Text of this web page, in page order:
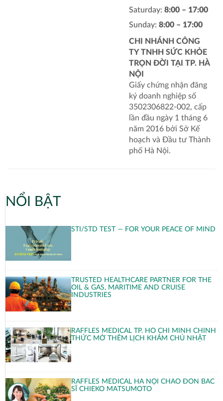
Saturday: 8:00 – 17:00
Sunday: 8:00 – 17:00
CHI NHÁNH CÔNG
TY TNHH SỨC KHỎE
TRỌN ĐỜI TẠI TP. HÀ
NỘI
Giấy chứng nhận đăng
ký doanh nghiệp số
3502306822-002, cấp
lần đầu ngày 1 tháng 6
năm 2016 bởi Sở Kế
hoạch và Đầu tư Thành
phố Hà Nội.
NỔI BẬT
STI/STD TEST — FOR YOUR PEACE OF MIND
TRUSTED HEALTHCARE PARTNER FOR THE
OIL & GAS, MARITIME AND CRUISE
INDUSTRIES
RAFFLES MEDICAL TP. HỒ CHÍ MINH CHÍNH
THỨC MỞ THÊM LỊCH KHÁM CHỦ NHẬT
RAFFLES MEDICAL HÀ NỘI CHÀO ĐÓN BÁC
SĨ CHIEKO MATSUMOTO